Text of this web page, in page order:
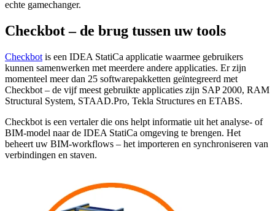
echte gamechanger.
Checkbot – de brug tussen uw tools
Checkbot is een IDEA StatiCa applicatie waarmee gebruikers
kunnen samenwerken met meerdere andere applicaties. Er zijn
momenteel meer dan 25 softwarepakketten geïntegreerd met
Checkbot – de vijf meest gebruikte applicaties zijn SAP 2000, RAM
Structural System, STAAD.Pro, Tekla Structures en ETABS.
Checkbot is een vertaler die ons helpt informatie uit het analyse- of
BIM-model naar de IDEA StatiCa omgeving te brengen. Het
beheert uw BIM-workflows – het importeren en synchroniseren van
verbindingen en staven.